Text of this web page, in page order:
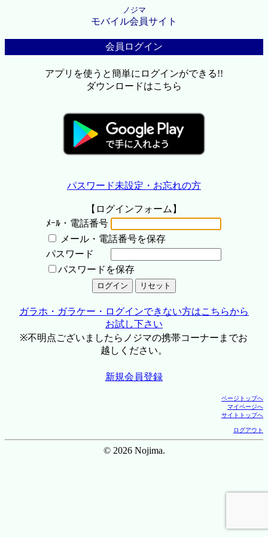
ノジマ
モバイル会員サイト
会員ログイン
アプリを使うと簡単にログインができる!!
ダウンロードはこちら
パスワード未設定・お忘れの方
【ログインフォーム】
ﾒｰﾙ・電話番号
メール・電話番号を保存
パスワード
パスワードを保存
ガラホ・ガラケー・ログインできない方はこちらから
お試し下さい
※不明点ございましたらノジマの携帯コーナーまでお
越しください。
新規会員登録
ページトップへ
マイページへ
サイトトップへ
ログアウト
© 2026 Nojima.